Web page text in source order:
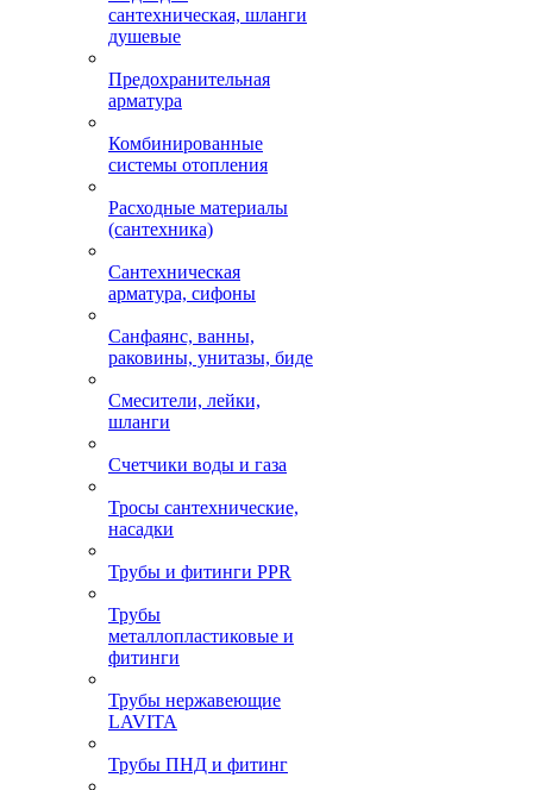
сантехническая, шланги
душевые
Предохранительная
арматура
Комбинированные
системы отопления
Расходные материалы
(сантехника)
Сантехническая
арматура, сифоны
Санфаянс, ванны,
раковины, унитазы, биде
Смесители, лейки,
шланги
Счетчики воды и газа
Тросы сантехнические,
насадки
Трубы и фитинги PPR
Трубы
металлопластиковые и
фитинги
Трубы нержавеющие
LAVITA
Трубы ПНД и фитинг